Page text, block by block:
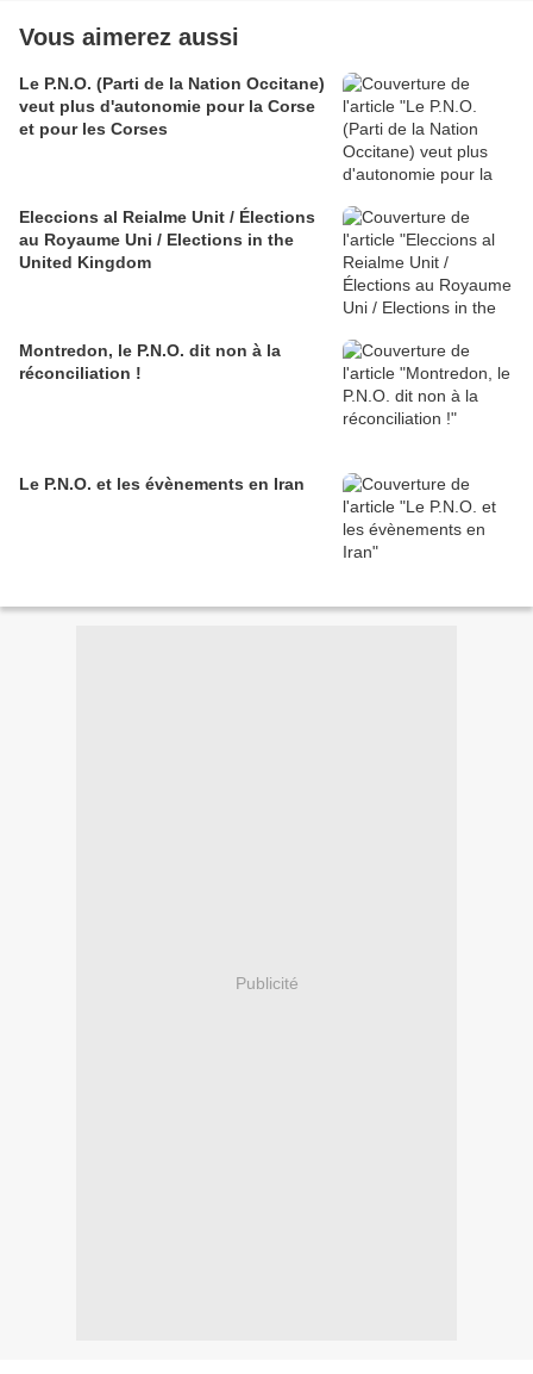
Vous aimerez aussi
Le P.N.O. (Parti de la Nation Occitane)
veut plus d'autonomie pour la Corse
et pour les Corses
Eleccions al Reialme Unit / Élections
au Royaume Uni / Elections in the
United Kingdom
Montredon, le P.N.O. dit non à la
réconciliation !
Le P.N.O. et les évènements en Iran
Publicité